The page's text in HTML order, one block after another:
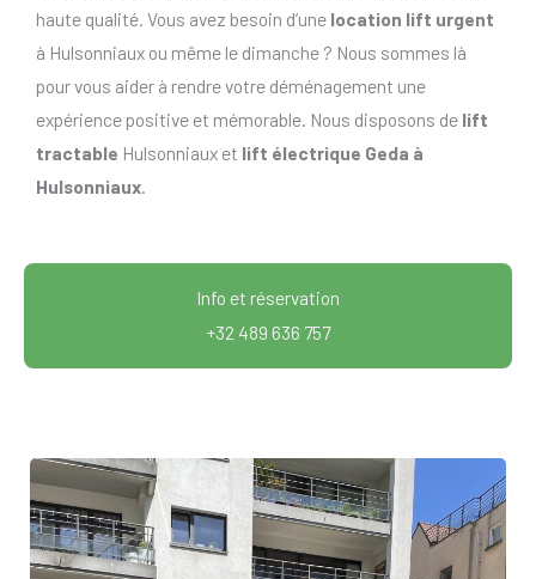
haute qualité. Vous avez besoin d’une location lift urgent
à Hulsonniaux ou même le dimanche ? Nous sommes là
pour vous aider à rendre votre déménagement une
expérience positive et mémorable. Nous disposons de lift
tractable Hulsonniaux et lift électrique Geda à
Hulsonniaux.
Info et réservation
+32 489 636 757